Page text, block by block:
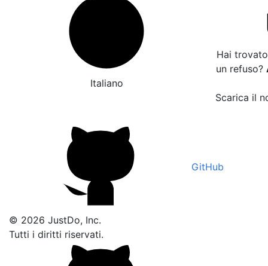
Italiano
Hai
un refuso?
Scarica il
GitHub
© 2026 JustDo, Inc.
Tutti i diritti riservati.